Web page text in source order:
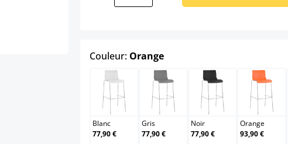
Couleur: Orangeselect
Blanc
Blanc
77,90 €
Gris
Gris
77,90 €
Noir
Noir
77,90 €
Orange
Orange
93,90 €